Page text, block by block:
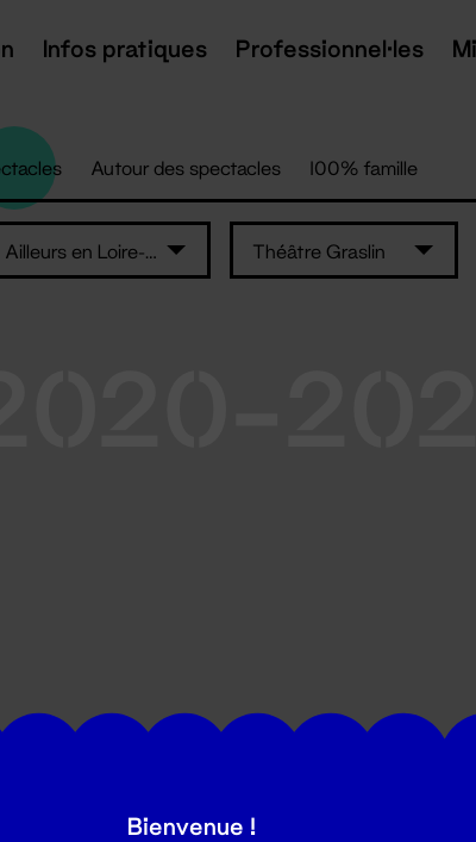
Infos pratiques Professionnel·les
Autour des spectacles 100% famille
Ailleurs en Loire-Atlantique Théâtre Graslin
actualités du Grand T :
Bienvenue !